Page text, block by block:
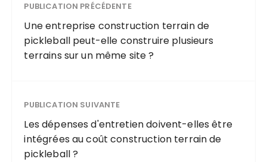
PUBLICATION PRÉCÉDENTE
Une entreprise construction terrain de
pickleball peut-elle construire plusieurs
terrains sur un même site ?
PUBLICATION SUIVANTE
Les dépenses d'entretien doivent-elles être
intégrées au coût construction terrain de
pickleball ?